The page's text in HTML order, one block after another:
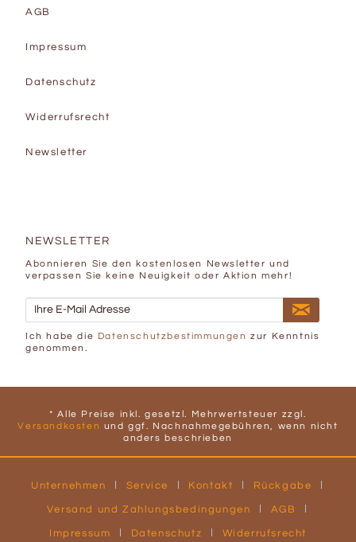
AGB
Impressum
Datenschutz
Widerrufsrecht
Newsletter
NEWSLETTER
Abonnieren Sie den kostenlosen Newsletter und
verpassen Sie keine Neuigkeit oder Aktion mehr!
Ich habe die Datenschutzbestimmungen zur Kenntnis
genommen.
* Alle Preise inkl. gesetzl. Mehrwertsteuer zzgl.
Versandkosten und ggf. Nachnahmegebühren, wenn nicht
anders beschrieben
Unternehmen Service Kontakt Rückgabe
Versand und Zahlungsbedingungen AGB
Impressum Datenschutz Widerrufsrecht